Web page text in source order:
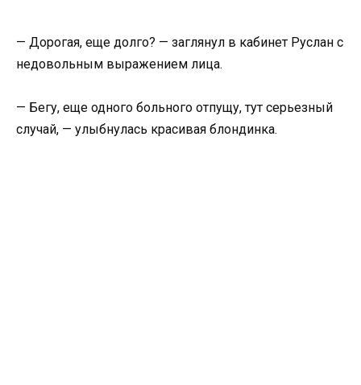
— Дорогая, еще долго? — заглянул в кабинет Руслан с
недовольным выражением лица.
— Бегу, еще одного больного отпущу, тут серьезный
случай, — улыбнулась красивая блондинка.